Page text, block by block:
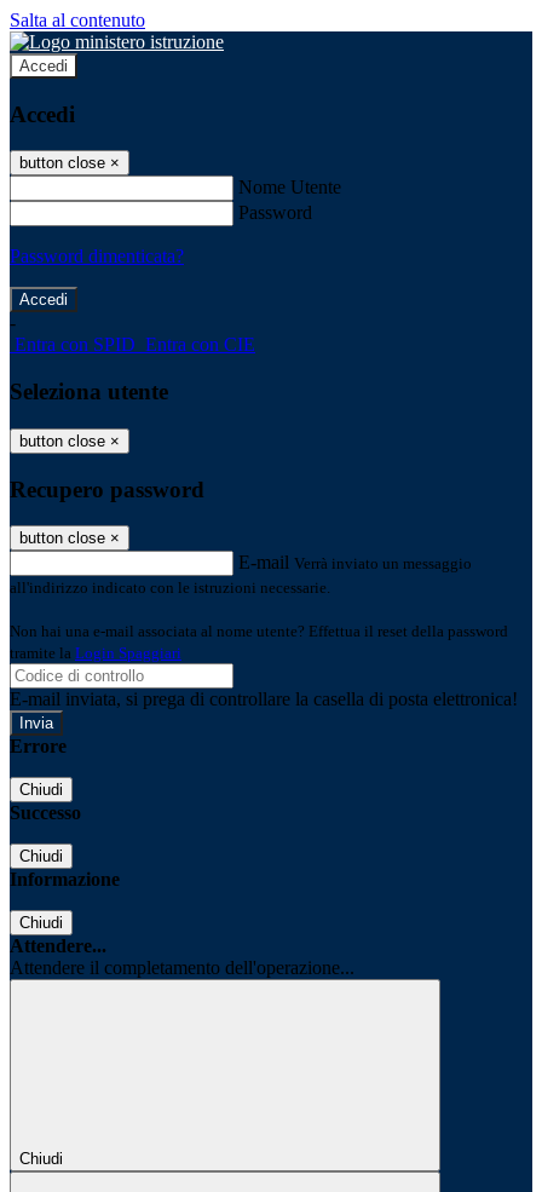
Salta al contenuto
Accedi
Accedi
button close ×
Nome Utente
Password
Password dimenticata?
-
Entra con SPID Entra con CIE
Seleziona utente
button close ×
Recupero password
button close ×
E-mail Verrà inviato un messaggio
all'indirizzo indicato con le istruzioni necessarie.
Non hai una e-mail associata al nome utente? Effettua il reset della password
tramite la Login Spaggiari
E-mail inviata, si prega di controllare la casella di posta elettronica!
Errore
Chiudi
Successo
Chiudi
Informazione
Chiudi
Attendere...
Attendere il completamento dell'operazione...
Chiudi